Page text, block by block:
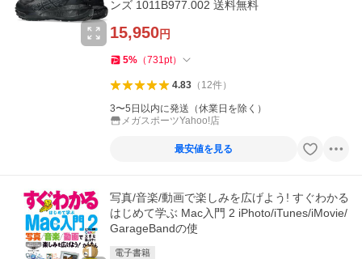
ンズ 1011B977.002 送料無料
15,950円
5% （731pt）
4.83（ 12件）
3〜5日以内に発送（休業日を除く）
メガスポーツYahoo!店
最安値を見る
写真/音楽/動画で楽しみを広げよう! すぐわかる
はじめて学ぶ Mac入門 2 iPhoto/iTunes/iMovie/
GarageBandの使
電子書籍